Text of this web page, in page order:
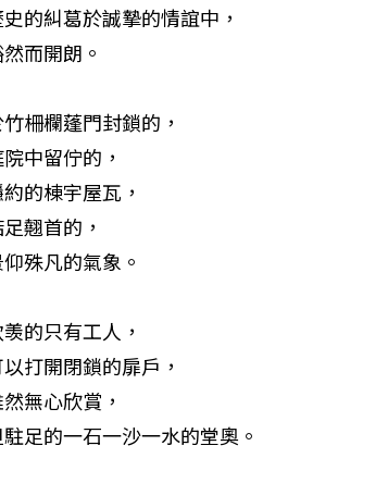
的糾葛於誠摯的情誼中，
而開朗。
柵欄蓬門封鎖的，
中留佇的，
的棟宇屋瓦，
翹首的，
殊凡的氣象。
的只有工人，
打開閉鎖的扉戶，
無心欣賞，
足的一石一沙一水的堂奧。